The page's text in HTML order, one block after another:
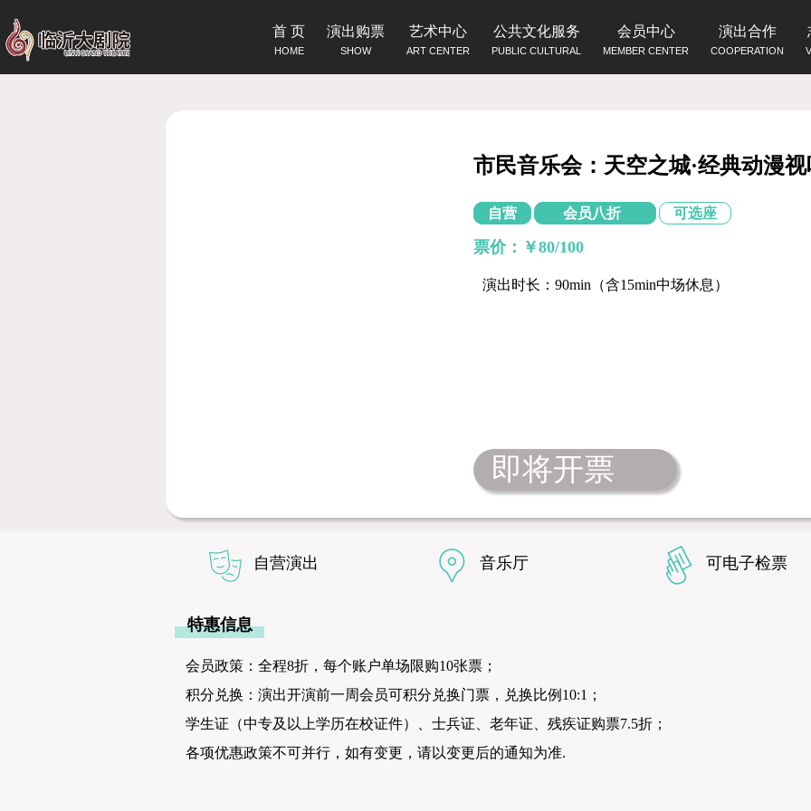
首 页
HOME
演出购票
SHOW
艺术中心
ART CENTER
公共文化服务
PUBLIC CULTURAL
会员中心
MEMBER CENTER
演出合作
COOPERATION
市民音乐会：天空之城·经典动漫
自营 会员八折 可选座
票价：￥80/100
演出时长：90min（含15min中场休息）
即将开票
自营演出 音乐厅 可电子检票
特惠信息
会员政策：全程8折，每个账户单场限购10张票；
积分兑换：演出开演前一周会员可积分兑换门票，兑换比例10:1；
学生证（中专及以上学历在校证件）、士兵证、老年证、残疾证购票7.5折；
各项优惠政策不可并行，如有变更，请以变更后的通知为准.